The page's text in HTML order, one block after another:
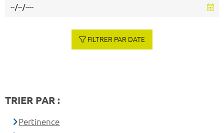
FILTRER PAR DATE
TRIER PAR :
Pertinence